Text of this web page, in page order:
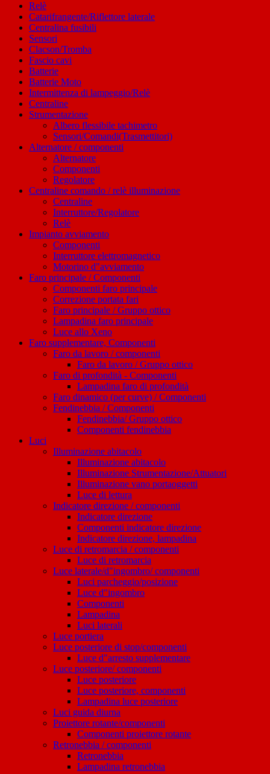
Relè
Catarifrangente/Riflettore laterale
Centralina fusibili
Sensori
Clacson/Tromba
Fascio cavi
Batterie
Batterie Moto
Intermittenza di lampeggio/Relè
Centraline
Strumentazione
Albero flessibile tachimetro
Sensori/Comandi(Trasmettitori)
Alternatore / componenti
Alternatore
Componenti
Regolatore
Centraline comando / relè illuminazione
Centraline
Interruttore/Regolatore
Relè
Impianto avviamento
Componenti
Interruttore elettromagnetico
Motorino d"avviamento
Faro principale / Componenti
Componenti faro principale
Correzione portata fari
Faro principale / Gruppo ottico
Lampadina faro principale
Luce allo Xeno
Faro supplementare, Componenti
Faro da lavoro / componenti
Faro da lavoro / Gruppo ottico
Faro di profondità - Componenti
Lampadina faro di profondità
Faro dinamico (per curve) / Componenti
Fendinebbia / Componenti
Fendinebbia/ Gruppo ottico
Componenti fendinebbia
Luci
Illuminazione abitacolo
Illuminazione abitacolo
Illuminazione Strumentazione/Attuatori
Illuminazione vano portaoggetti
Luce di lettura
Indicatore direzione / componenti
Indicatore direzione
Componenti indicatore direzione
Indicatore direzione, lampadina
Luce di retromarcia / componenti
Luce di retromarcia
Luce laterale/d"ingombro/ componenti
Luci parcheggio/posizione
Luce d"ingombro
Componenti
Lampadina
Luci laterali
Luce portiera
Luce posteriore di stop/componenti
Luce d"arresto supplementare
Luce posteriore/ componenti
Luce posteriore
Luce posteriore, componenti
Lampadina luce posteriore
Luci guida diurna
Proiettore rotante/componenti
Componenti proiettore rotante
Retronebbia / componenti
Retronebbia
Lampadina retronebbia